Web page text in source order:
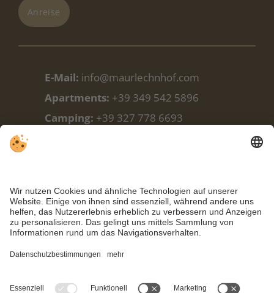
Anreise
E-Mail: info@maurlechnhof.com
Apartments: +39 349 542 5896
Camping: +39 327 778 6693